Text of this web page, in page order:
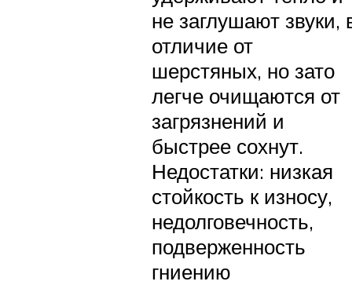
не заглушают звуки,
отличие от
шерстяных, но зато
легче очищаются от
загрязнений и
быстрее сохнут.
Недостатки: низкая
стойкость к износу,
недолговечность,
подверженность
гниению